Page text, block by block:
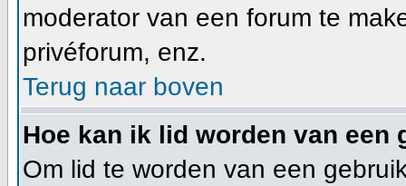
moderator van een forum te
privéforum, enz.
Terug naar boven
Hoe kan ik lid worden van een
Om lid te worden van een